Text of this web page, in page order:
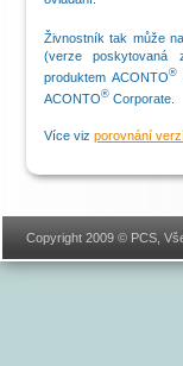
Živnostník tak může
(verze poskytovaná
produktem ACONTO®
ACONTO® Corporate.
Více viz porovnání
Copyright 2009 © PCS,